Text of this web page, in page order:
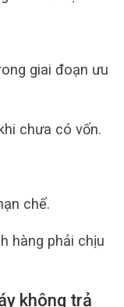
giai đoạn ưu
chưa có vốn.
chế.
hàng phải chịu
không trả